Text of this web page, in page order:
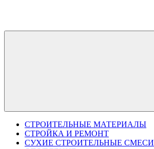
СТРОИТЕЛЬНЫЕ МАТЕРИАЛЫ
СТРОЙКА И РЕМОНТ
СУХИЕ СТРОИТЕЛЬНЫЕ СМЕСИ